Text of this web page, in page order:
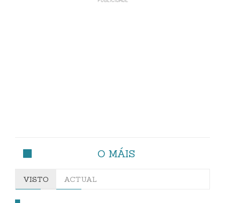
O MÁIS
VISTO ACTUAL